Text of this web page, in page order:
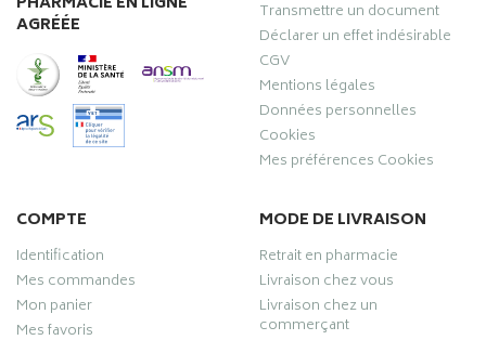
AGRÉÉE
Transmettre un document
Déclarer un effet indésirable
CGV
Mentions légales
Données personnelles
Cookies
Mes préférences Cookies
COMPTE
Identification
Mes commandes
Mon panier
Mes favoris
MODE DE LIVRAISON
Retrait en pharmacie
Livraison chez vous
Livraison chez un
commerçant